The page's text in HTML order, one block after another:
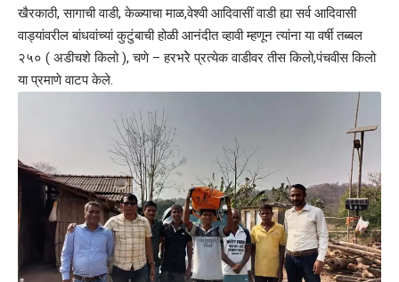
खैरकाठी, सागाची वाडी, केळ्याचा माळ,वेश्वी आदिवासीं वाडी ह्या सर्व आदिवासी
वाड्यांवरील बांधवांच्यां कुटुंबाची होळी आनंदीत व्हावी म्हणून त्यांना या वर्षी तब्बल
२५० ( अडीचशे किलो ), चणे – हरभरेे प्रत्येक वाडीवर तीस किलो,पंचवीस किलो
या प्रमाणे वाटप केले.